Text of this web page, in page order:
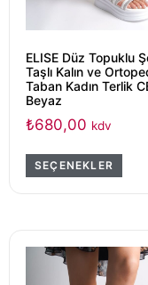
ELISE Düz Topuklu
Taşlı Kalın ve
Taban Kadın Terlik
Beyaz
₺680,00 kdv
SEÇENEKLER